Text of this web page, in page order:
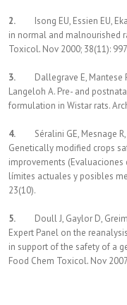
2. Isong EU, Essien EU,
in normal and malnourished
Toxicol. Nov 2000; 38(11):
3. Dallegrave E, Mantese
Langeloh A. Pre- and
formulation in Wistar rats.
4. Séralini GE, Mesnage R,
Genetically modified crops
improvements
límites actuales y posibles
23(10).
5. Doull J, Gaylor D, Greim
Expert Panel on the
in support of the safety of a
Food Chem Toxicol. Nov